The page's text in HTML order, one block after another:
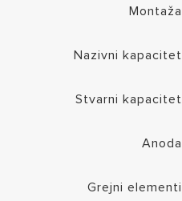
Montaža
Nazivni kapacitet
Stvarni kapacitet
Anoda
Grejni elementi